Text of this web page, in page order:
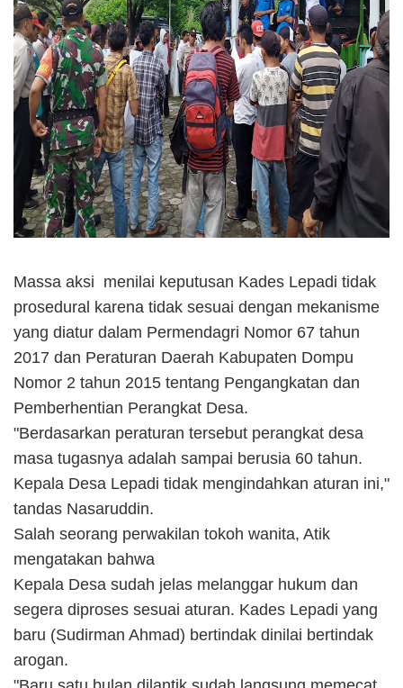
Massa aksi menilai keputusan Kades Lepadi tidak
prosedural karena tidak sesuai dengan mekanisme
yang diatur dalam Permendagri Nomor 67 tahun
2017 dan Peraturan Daerah Kabupaten Dompu
Nomor 2 tahun 2015 tentang Pengangkatan dan
Pemberhentian Perangkat Desa.
"Berdasarkan peraturan tersebut perangkat desa
masa tugasnya adalah sampai berusia 60 tahun.
Kepala Desa Lepadi tidak mengindahkan aturan ini,"
tandas Nasaruddin.
Salah seorang perwakilan tokoh wanita, Atik
mengatakan bahwa
Kepala Desa sudah jelas melanggar hukum dan
segera diproses sesuai aturan. Kades Lepadi yang
baru (Sudirman Ahmad) bertindak dinilai bertindak
arogan.